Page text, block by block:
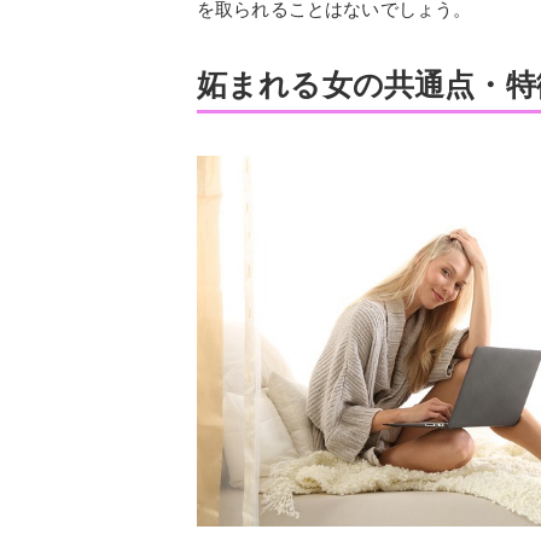
を取られることはないでしょう。
妬まれる女の共通点・